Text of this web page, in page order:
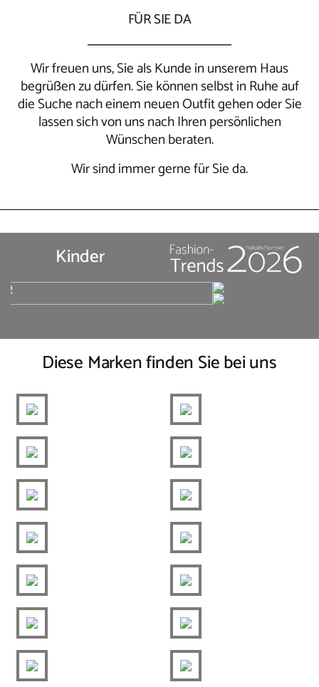
FÜR SIE DA
Wir freuen uns, Sie als Kunde in unserem Haus
begrüßen zu dürfen. Sie können selbst in Ruhe auf
die Suche nach einem neuen Outfit gehen oder Sie
lassen sich von uns nach Ihren persönlichen
Wünschen beraten.
Wir sind immer gerne für Sie da.
Kinder
Diese Marken finden Sie bei uns